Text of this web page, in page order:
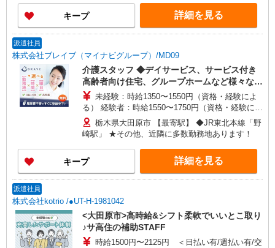
高額130万円） ※2025年6月支給実績 ※処遇改善
手当は試用期間中(3ヶ月)は支給なし
キープ 詳細を見る
派遣社員
株式会社ブレイブ（マイナビグループ）/MD09
介護スタッフ ◆デイサービス、サービス付き
高齢者向け住宅、グループホームなど様々な勤
務先から選べます。
未経験：時給1350〜1550円（資格・経験によ
る） 経験者：時給1550〜1750円（資格・経験によ
る） ◎月収例 時給1750円×1日8時間×22日（週5
日）＝30万8000円 ◆昇給あり ◆支払い方法 ※日
払い/週払い/月払い対応も可能です。詳しくは面談
時にご相談ください。 ◆交通費：別途全額支給 ※
当社規定あり
栃木県大田原市 【最寄駅】 ◆JR東北本線「野
崎駅」 ★その他、近隣に多数勤務地あります！
キープ 詳細を見る
派遣社員
株式会社kotrio /●UT-H-1981042
<大田原市>高時給&シフト柔軟でいいとこ取り
♪サ高住の補助STAFF
時給1500円〜2125円 ＜日払い有/週払い有/交